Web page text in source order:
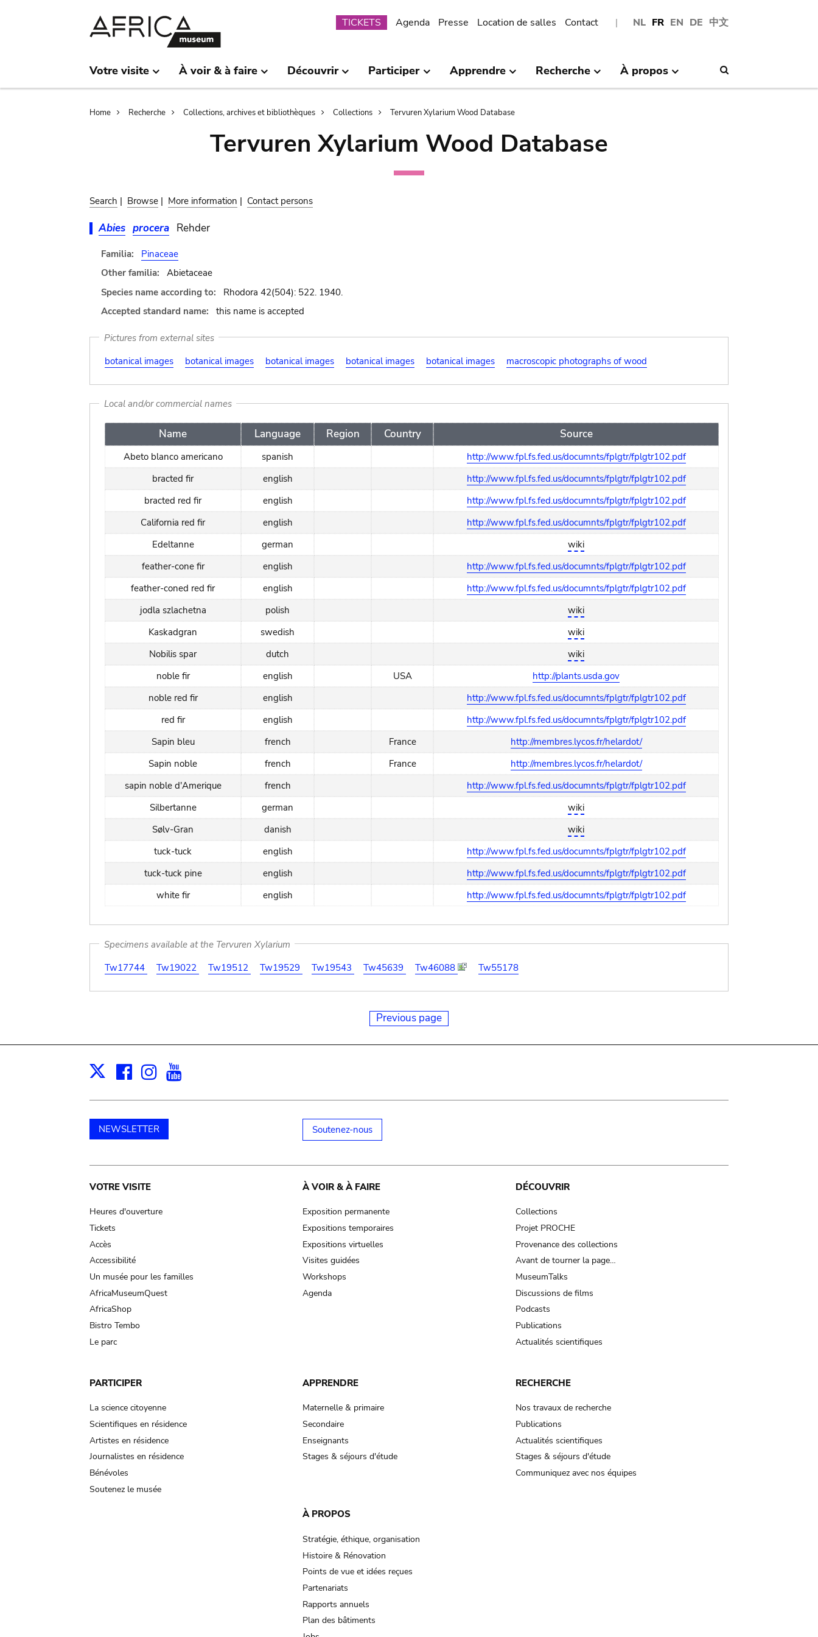
NL FR EN DE 中文
Submenu
TICKETS Agenda Presse Location de salles Contact
Votre visite À voir & à faire Découvrir Participer Apprendre Recherche À propos
Breadcrumb
Home Recherche Collections, archives et bibliothèques Collections Tervuren Xylarium Wood Database
Tervuren Xylarium Wood Database
Search | Browse | More information | Contact persons
Abies procera Rehder
Familia:
Pinaceae
Other familia:
Abietaceae
Species name according to:
Rhodora 42(504): 522. 1940.
Accepted standard name:
this name is accepted
Pictures from external sites
botanical images
botanical images botanical images botanical images botanical images macroscopic photographs of wood
Local and/or commercial names
Name Language Region Country Source
Abeto blanco americano spanish
http://www.fpl.fs.fed.us/documnts/fplgtr/fplgtr102.pdf
bracted fir
english
http://www.fpl.fs.fed.us/documnts/fplgtr/fplgtr102.pdf
bracted red fir
english
http://www.fpl.fs.fed.us/documnts/fplgtr/fplgtr102.pdf
California red fir
english
http://www.fpl.fs.fed.us/documnts/fplgtr/fplgtr102.pdf
Edeltanne
german
wiki
feather-cone fir
english
http://www.fpl.fs.fed.us/documnts/fplgtr/fplgtr102.pdf
feather-coned red fir
english
http://www.fpl.fs.fed.us/documnts/fplgtr/fplgtr102.pdf
jodla szlachetna
polish
wiki
Kaskadgran
swedish
wiki
Nobilis spar
dutch
wiki
noble fir
english USA
http://plants.usda.gov
noble red fir
english
http://www.fpl.fs.fed.us/documnts/fplgtr/fplgtr102.pdf
red fir
english
http://www.fpl.fs.fed.us/documnts/fplgtr/fplgtr102.pdf
Sapin bleu
french France
http://membres.lycos.fr/helardot/
Sapin noble
french France
http://membres.lycos.fr/helardot/
sapin noble d'Amerique
french
http://www.fpl.fs.fed.us/documnts/fplgtr/fplgtr102.pdf
Silbertanne
german
wiki
Sølv-Gran
danish
wiki
tuck-tuck
english
http://www.fpl.fs.fed.us/documnts/fplgtr/fplgtr102.pdf
tuck-tuck pine
english
http://www.fpl.fs.fed.us/documnts/fplgtr/fplgtr102.pdf
white fir
english http://www.fpl.fs.fed.us/documnts/fplgtr/fplgtr102.pdf
Specimens available at the Tervuren Xylarium
Tw17744
Tw19022 Tw19512 Tw19529 Tw19543 Tw45639 Tw46088 Tw55178
Previous page
X Facebook
Instagram
NEWSLETTER Soutenez-nous
Main
navigation
VOTRE VISITE
Heures d'ouverture
Tickets
Accès
Accessibilité
Un musée pour les familles
AfricaMuseumQuest
AfricaShop
Bistro Tembo
Le parc
À VOIR & À FAIRE
Exposition permanente
Expositions temporaires
Expositions virtuelles
Visites guidées
Workshops
Agenda
DÉCOUVRIR
Collections
Projet PROCHE
Provenance des collections
Avant de tourner la page…
MuseumTalks
Discussions de films
Podcasts
Publications
Actualités scientifiques
PARTICIPER
La science citoyenne
Scientifiques en résidence
Artistes en résidence
Journalistes en résidence
Bénévoles
Soutenez le musée
APPRENDRE
Maternelle & primaire
Secondaire
Enseignants
Stages & séjours d'étude
RECHERCHE
Nos travaux de recherche
Publications
Actualités scientifiques
Stages & séjours d'étude
Communiquez avec nos équipes
À PROPOS
Stratégie, éthique, organisation
Histoire & Rénovation
Points de vue et idées reçues
Partenariats
Rapports annuels
Plan des bâtiments